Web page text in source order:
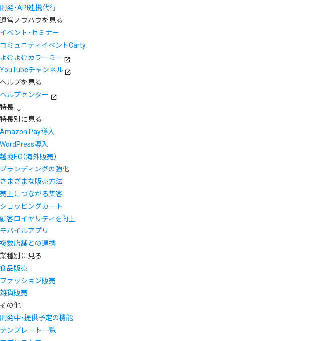
開発・API連携代行
運営ノウハウを見る
イベント・セミナー
コミュニティイベントCarty
よむよむカラーミー
YouTubeチャンネル
ヘルプを見る
ヘルプセンター
特長
特長別に見る
Amazon Pay導入
WordPress導入
越境EC（海外販売）
ブランディングの強化
さまざまな販売方法
売上につながる集客
ショッピングカート
顧客ロイヤリティを向上
モバイルアプリ
複数店舗との連携
業種別に見る
食品販売
ファッション販売
雑貨販売
その他
開発中・提供予定の機能
テンプレート一覧